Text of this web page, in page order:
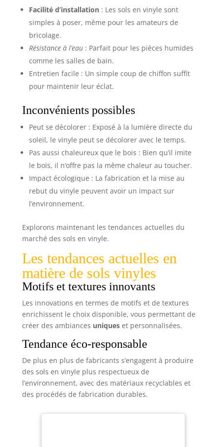
Facilité d’installation: Les sols en vinyle sont
simples à poser, même pour les amateurs de
bricolage.
Résistance à l’eau: Parfait pour les pièces humides
comme les salles de bain.
Entretien facile : Un simple coup de chiffon suffit
pour maintenir leur éclat.
Inconvénients possibles
Peut se décolorer : Exposé à la lumière directe du
soleil, le vinyle peut se décolorer avec le temps.
Pas aussi chaleureux que le bois : Bien qu’il imite
le bois, il n’offre pas la même chaleur au toucher.
Impact écologique : La fabrication et la mise au
rebut du vinyle peuvent avoir un impact sur
l’environnement.
Explorons maintenant les tendances actuelles du
marché des sols en vinyle.
Les tendances actuelles en
matière de sols vinyles
Motifs et textures innovants
Les innovations en termes de motifs et de textures
enrichissent le choix disponible, vous permettant de
créer des ambiances uniqueset personnalisées.
Tendance éco-responsable
De plus en plus de fabricants s’engagent à produire
des sols en vinyle plus respectueux de
l’environnement, avec des matériaux recyclables et
des procédés de fabrication durables.